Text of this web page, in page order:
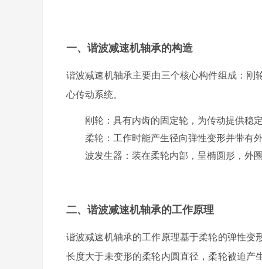
一、谐波减速机轴承的构造
谐波减速机轴承主要由三个核心构件组成：刚
心传动系统。
刚轮 ：具有内齿的固定轮，为传动提供稳
柔轮 ：工作时能产生径向弹性变形并带有
波发生器 ：装在柔轮内部，呈椭圆形，外
二、谐波减速机轴承的工作原理
谐波减速机轴承的工作原理基于柔轮的弹性变
长度大于未变形的柔轮内圆直径，柔轮被迫产